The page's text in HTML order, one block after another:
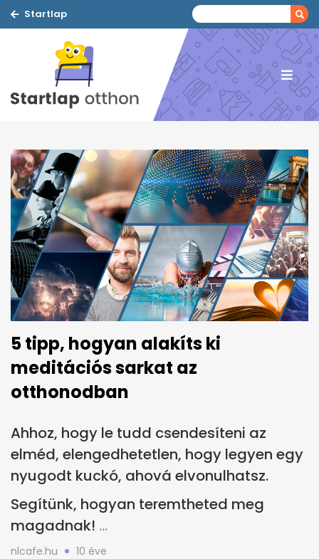
Startlap
5 tipp, hogyan alakíts ki
meditációs sarkat az
otthonodban
Ahhoz, hogy le tudd csendesíteni az
elméd, elengedhetetlen, hogy legyen egy
nyugodt kuckó, ahová elvonulhatsz.
Segítünk, hogyan teremtheted meg
magadnak!
nlcafe.hu 10 éve